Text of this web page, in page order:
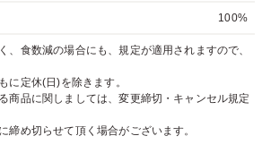
100%
食数減の場合にも、規定が適用されますので、
定休(日)を除きます。
商品に関しましては、変更締切・キャンセル規定
め切らせて頂く場合がございます。